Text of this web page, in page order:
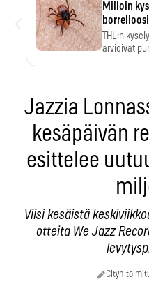
Milloin
THL:n
arvioivat
Jazzia
kesäpäivän
esittelee
Viisi kesäistä
otteita We Jazz
Cityn